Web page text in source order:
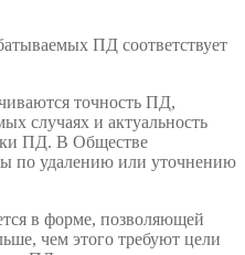
ПД соответствует
точность ПД,
случаях и актуальность
ПД. В Обществе
по удалению или уточнению
в форме, позволяющей
чем этого требуют цели